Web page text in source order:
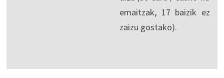
emaitzak, 17 baizik ez
zaizu gostako).